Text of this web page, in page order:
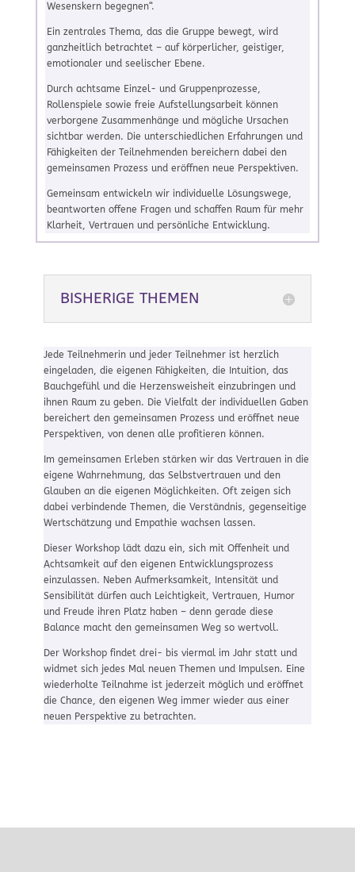
Wesenskern begegnen“.
Ein zentrales Thema, das die Gruppe bewegt, wird
ganzheitlich betrachtet – auf körperlicher, geistiger,
emotionaler und seelischer Ebene.
Durch achtsame Einzel- und Gruppenprozesse,
Rollenspiele sowie freie Aufstellungsarbeit können
verborgene Zusammenhänge und mögliche Ursachen
sichtbar werden. Die unterschiedlichen Erfahrungen und
Fähigkeiten der Teilnehmenden bereichern dabei den
gemeinsamen Prozess und eröffnen neue Perspektiven.
Gemeinsam entwickeln wir individuelle Lösungswege,
beantworten offene Fragen und schaffen Raum für mehr
Klarheit, Vertrauen und persönliche Entwicklung.
BISHERIGE THEMEN
Jede Teilnehmerin und jeder Teilnehmer ist herzlich
eingeladen, die eigenen Fähigkeiten, die Intuition, das
Bauchgefühl und die Herzensweisheit einzubringen und
ihnen Raum zu geben. Die Vielfalt der individuellen Gaben
bereichert den gemeinsamen Prozess und eröffnet neue
Perspektiven, von denen alle profitieren können.
Im gemeinsamen Erleben stärken wir das Vertrauen in die
eigene Wahrnehmung, das Selbstvertrauen und den
Glauben an die eigenen Möglichkeiten. Oft zeigen sich
dabei verbindende Themen, die Verständnis, gegenseitige
Wertschätzung und Empathie wachsen lassen.
Dieser Workshop lädt dazu ein, sich mit Offenheit und
Achtsamkeit auf den eigenen Entwicklungsprozess
einzulassen. Neben Aufmerksamkeit, Intensität und
Sensibilität dürfen auch Leichtigkeit, Vertrauen, Humor
und Freude ihren Platz haben – denn gerade diese
Balance macht den gemeinsamen Weg so wertvoll.
Der Workshop findet drei- bis viermal im Jahr statt und
widmet sich jedes Mal neuen Themen und Impulsen. Eine
wiederholte Teilnahme ist jederzeit möglich und eröffnet
die Chance, den eigenen Weg immer wieder aus einer
neuen Perspektive zu betrachten.